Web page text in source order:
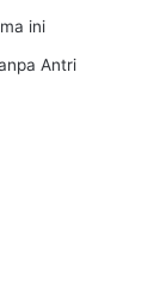
ini
Antri